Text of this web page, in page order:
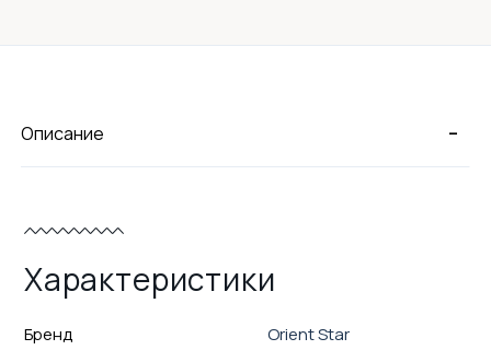
-
Описание
Характеристики
Бренд
Orient Star